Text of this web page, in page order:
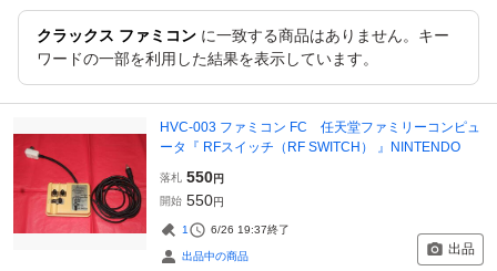
クラックス ファミコン に一致する商品はありません。キー
ワードの一部を利用した結果を表示しています。
HVC-003 ファミコン FC 任天堂ファミリーコンピュ
ータ『 RFスイッチ（RF SWITCH） 』NINTENDO
落札 550円
開始 550円
1 6/26 19:37終了
出品中の商品 出品